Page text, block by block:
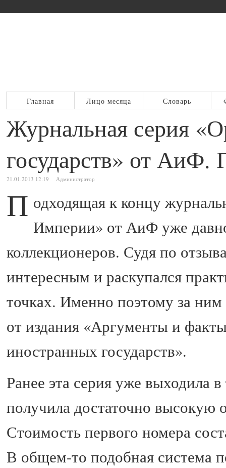
Главная Лицо месяца Словарь
Журнальная серия
государств» от АиФ.
21.01.2013 12:19 Администратор
П одходящая к концу
Империи» от АиФ уже
коллекционеров. Судя по
интересным и раскупался
точках. Именно поэтому за ним
от издания «Аргументы и
иностранных государств».
Ранее эта серия уже выходила
получила достаточно высокую
Стоимость первого номера
В общем-то подобная система